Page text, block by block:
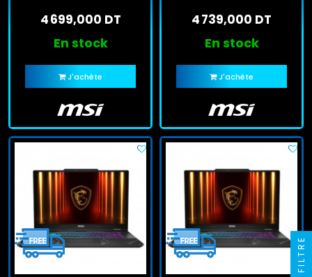
RTX 5060
4 699,000 DT
En stock
J'achète
512Go SSD RTX 5060
4 739,000 DT
En stock
J'achète
FILTRE